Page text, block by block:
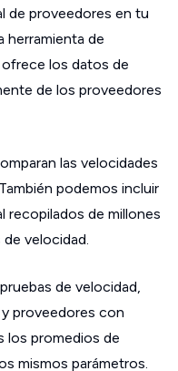
de proveedores en tu
herramienta de
los datos de
de los proveedores
las velocidades
podemos incluir
recopilados de millones
velocidad.
de velocidad,
proveedores con
los promedios de
mismos parámetros.